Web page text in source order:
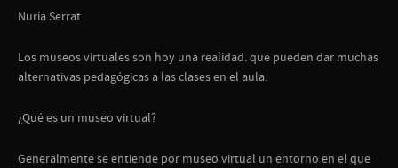
Nuria Serrat
Los museos virtuales son hoy una realidad. que pueden dar muchas
alternativas pedagógicas a las clases en el aula.
¿Qué es un museo virtual?
Generalmente se entiende por museo virtual un entorno en el que